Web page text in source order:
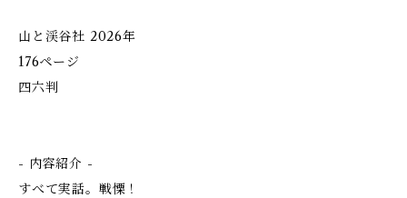
山と渓谷社 2026年
176ページ
四六判
- 内容紹介 -
すべて実話。戦慄！